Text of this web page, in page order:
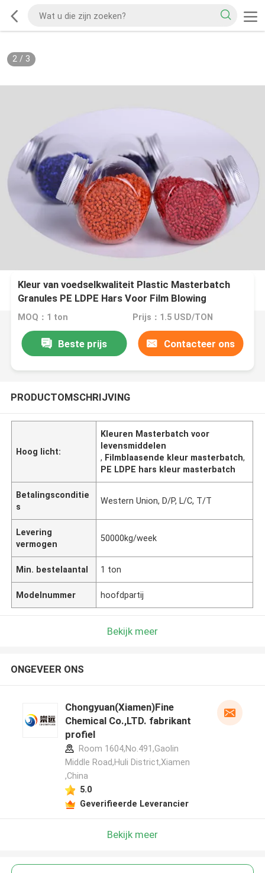
2/ 3
Kleur van voedselkwaliteit Plastic Masterbatch
Granules PE LDPE Hars Voor Film Blowing
MOQ：1 ton Prijs：1.5 USD/TON
Beste prijs Contacteer ons
PRODUCTOMSCHRIJVING
Hoog licht:
Kleuren Masterbatch voor
levensmiddelen
, Filmblaasende kleur masterbatch,
PE LDPE hars kleur masterbatch
Betalingsconditie
s
Western Union, D/P, L/C, T/T
Levering
vermogen
50000kg/week
Min. bestelaantal 1 ton
Modelnummer hoofdpartij
Bekijk meer
ONGEVEER ONS
Chongyuan(Xiamen)Fine
Chemical Co.,LTD. fabrikant
profiel
Room 1604,No.491,Gaolin
Middle Road,Huli District,Xiamen
,China
5.0
Geverifieerde Leverancier
Bekijk meer